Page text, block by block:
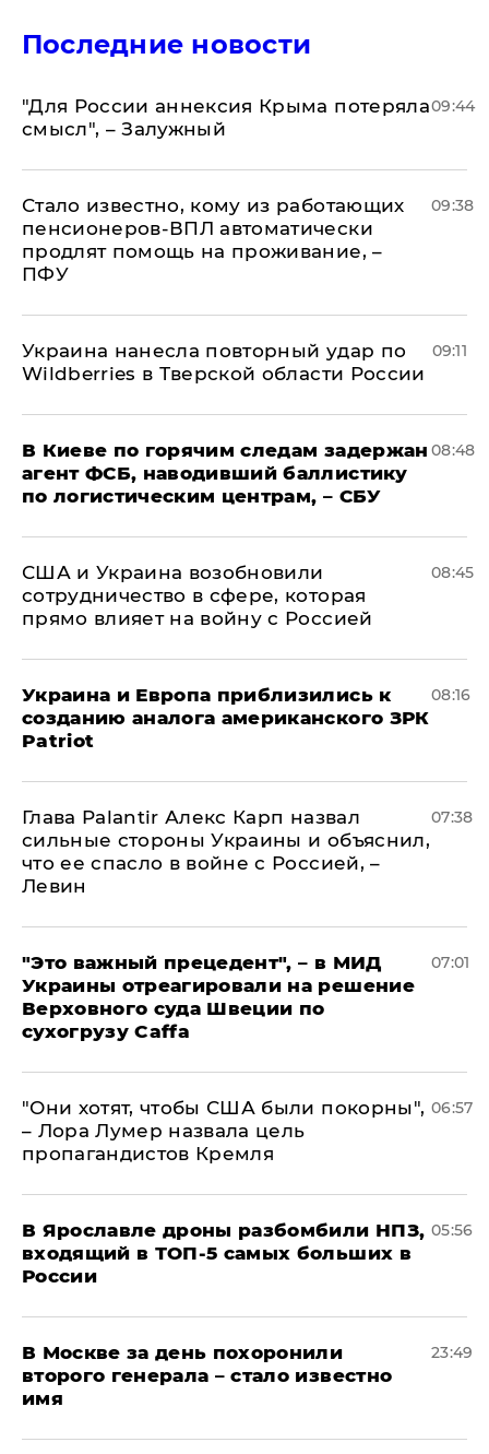
Последние новости
"Для России аннексия Крыма потеряла
смысл", – Залужный
09:44
Стало известно, кому из работающих
пенсионеров-ВПЛ автоматически
продлят помощь на проживание, –
ПФУ
09:38
Украина нанесла повторный удар по
Wildberries в Тверской области России
09:11
В Киеве по горячим следам задержан
агент ФСБ, наводивший баллистику
по логистическим центрам, – СБУ
08:48
США и Украина возобновили
сотрудничество в сфере, которая
прямо влияет на войну с Россией
08:45
Украина и Европа приблизились к
созданию аналога американского ЗРК
Patriot
08:16
Глава Palantir Алекс Карп назвал
сильные стороны Украины и объяснил,
что ее спасло в войне с Россией, –
Левин
07:38
"Это важный прецедент", – в МИД
Украины отреагировали на решение
Верховного суда Швеции по
сухогрузу Caffa
07:01
"Они хотят, чтобы США были покорны",
– Лора Лумер назвала цель
пропагандистов Кремля
06:57
В Ярославле дроны разбомбили НПЗ,
входящий в ТОП-5 самых больших в
России
05:56
В Москве за день похоронили
второго генерала – стало известно
имя
23:49